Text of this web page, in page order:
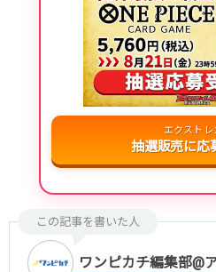
エクストレ
抽選販売に応
この記事を書いた人
ワンピカチ編集部@